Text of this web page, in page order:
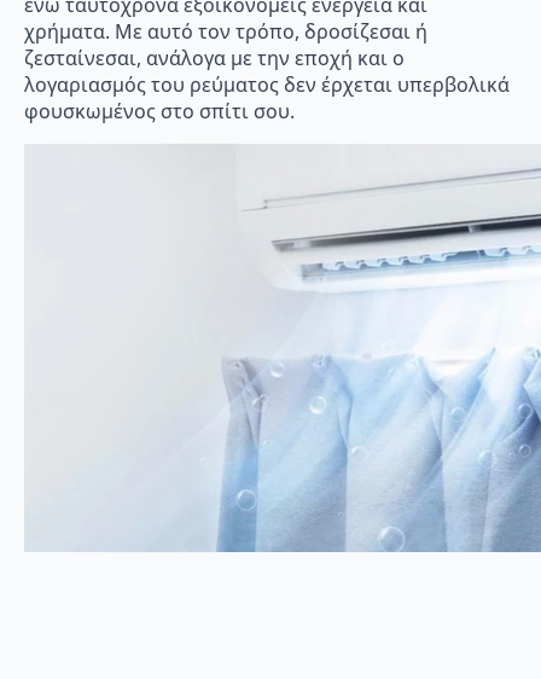
χρήματα. Με αυτό τον τρόπο, δροσίζεσαι ή
ζεσταίνεσαι, ανάλογα με την εποχή και ο
λογαριασμός του ρεύματος δεν έρχεται υπερβολικά
φουσκωμένος στο σπίτι σου.